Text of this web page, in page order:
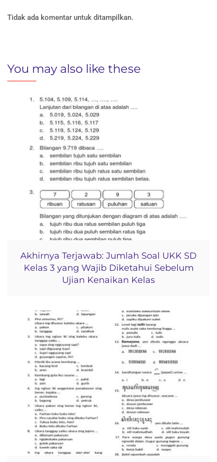
Tidak ada komentar untuk ditampilkan.
You may also like these
Akhirnya Terjawab: Jumlah Soal UKK SD
Kelas 3 yang Wajib Diketahui Sebelum
Ujian Kenaikan Kelas